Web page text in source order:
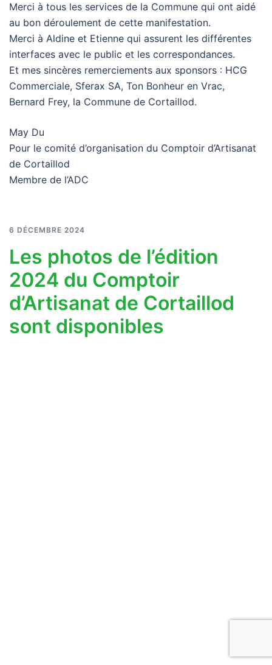
Merci à tous les services de la Commune qui ont aidé
au bon déroulement de cette manifestation.
Merci à Aldine et Etienne qui assurent les différentes
interfaces avec le public et les correspondances.
Et mes sincères remerciements aux sponsors : HCG
Commerciale, Sferax SA, Ton Bonheur en Vrac,
Bernard Frey, la Commune de Cortaillod.
May Du
Pour le comité d’organisation du Comptoir d’Artisanat
de Cortaillod
Membre de l’ADC
6 DÉCEMBRE 2024
Les photos de l’édition
2024 du Comptoir
d’Artisanat de Cortaillod
sont disponibles